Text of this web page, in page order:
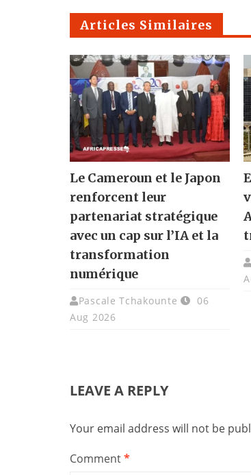
Articles Similaires
Le Cameroun et le Japon
renforcent leur
partenariat stratégique
avec un cap sur l’IA et la
transformation
numérique
Pascale Tchakounte
06
Aug 2026
LEAVE A REPLY
Your email address will not be
Comment*